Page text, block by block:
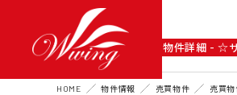
DETAIL 物件詳細 - ☆
HOME 物件情報 売買物件 売買物